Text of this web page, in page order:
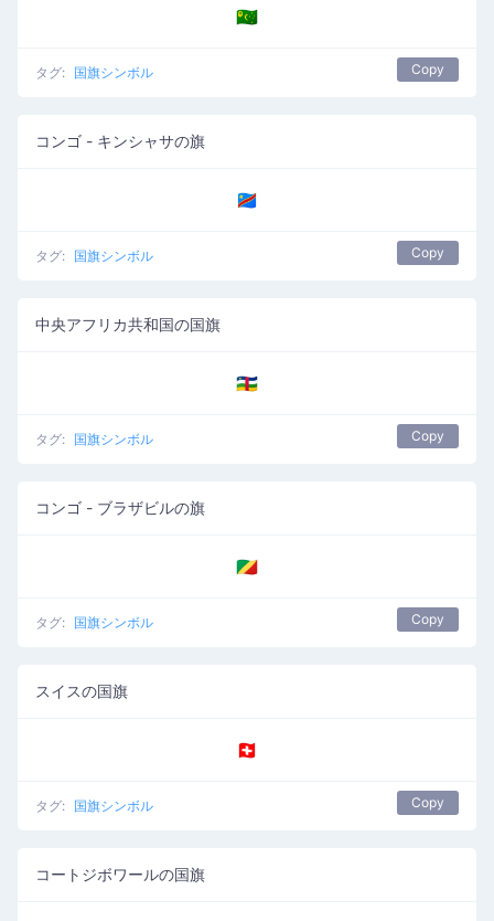
🇨🇨
タグ: 国旗シンボル Copy
コンゴ - キンシャサの旗
🇨🇩
タグ: 国旗シンボル Copy
中央アフリカ共和国の国旗
🇨🇫
タグ: 国旗シンボル Copy
コンゴ - ブラザビルの旗
🇨🇬
タグ: 国旗シンボル Copy
スイスの国旗
🇨🇭
タグ: 国旗シンボル Copy
コートジボワールの国旗